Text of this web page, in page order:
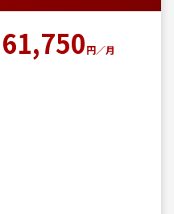
円／月